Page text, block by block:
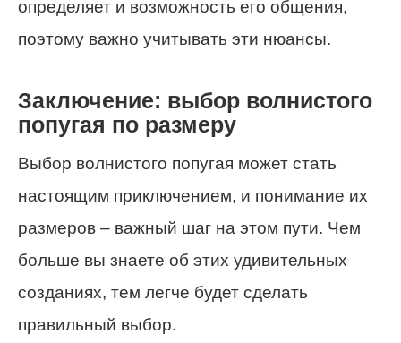
определяет и возможность его общения,
поэтому важно учитывать эти нюансы.
Заключение: выбор волнистого
попугая по размеру
Выбор волнистого попугая может стать
настоящим приключением, и понимание их
размеров – важный шаг на этом пути. Чем
больше вы знаете об этих удивительных
созданиях, тем легче будет сделать
правильный выбор.